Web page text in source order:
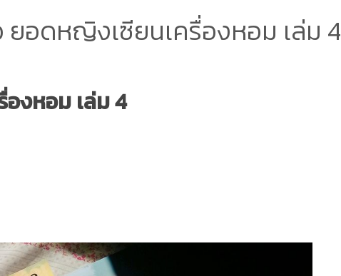
ยอดหญิงเซียนเครื่องหอม เล่ม 4
งหอม เล่ม 4